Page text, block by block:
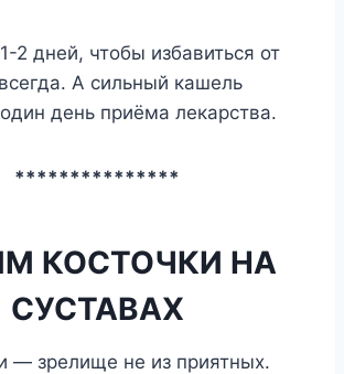
2 дней, чтобы избавиться от
А сильный кашель
день приёма лекарства.
***************
КОСТОЧКИ НА
СУСТАВАХ
— зрелище не из приятных.